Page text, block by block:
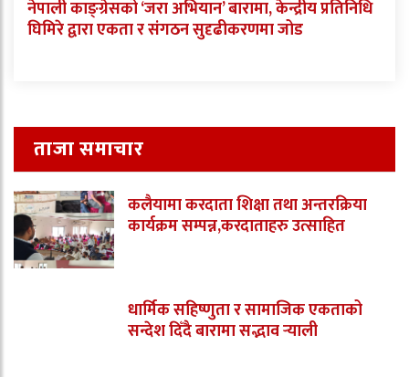
नेपाली काङ्ग्रेसको ‘जरा अभियान’ बारामा, केन्द्रीय प्रतिनिधि
घिमिरे द्वारा एकता र संगठन सुदृढीकरणमा जोड
ताजा समाचार
कलैयामा करदाता शिक्षा तथा अन्तरक्रिया
कार्यक्रम सम्पन्न,करदाताहरु उत्साहित
धार्मिक सहिष्णुता र सामाजिक एकताको
सन्देश दिँदै बारामा सद्भाव र्‍याली